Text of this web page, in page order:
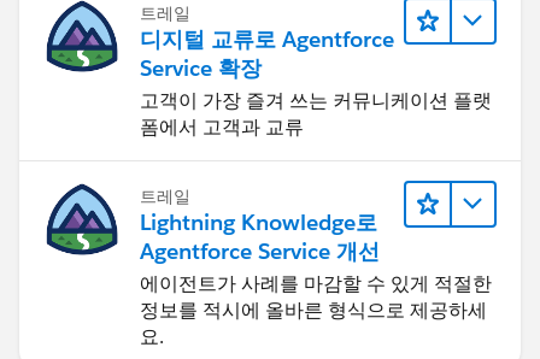
트레일
디지털 교류로 Agentforce
Service 확장
고객이 가장 즐겨 쓰는 커뮤니케이션 플랫
폼에서 고객과 교류
트레일
Lightning Knowledge로
Agentforce Service 개선
에이전트가 사례를 마감할 수 있게 적절한
정보를 적시에 올바른 형식으로 제공하세
요.